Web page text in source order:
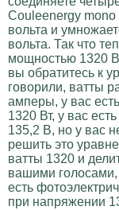
Couleenergy mono
вольта и
вольта. Так что
мощностью 1320
вы обратитесь к
говорили, ватты
амперы, у вас
1320 Вт, у вас
135,2 В, но у вас
решить это
ватты 1320 и
вашими голосами,
есть
при напряжении